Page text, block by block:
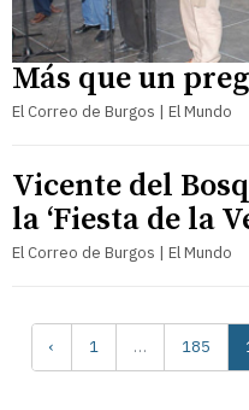
Más que un
El Correo de Burgos | El Mundo
Vicente del
la ‘Fiesta de la
El Correo de Burgos | El Mundo
‹ 1 … 185